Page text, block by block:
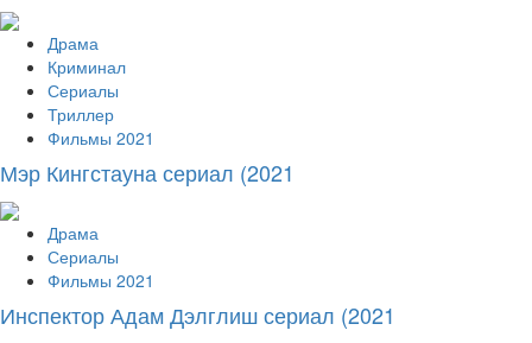
Драма
Криминал
Сериалы
Триллер
Фильмы 2021
Мэр Кингстауна сериал (2021
Драма
Сериалы
Фильмы 2021
Инспектор Адам Дэлглиш сериал (2021